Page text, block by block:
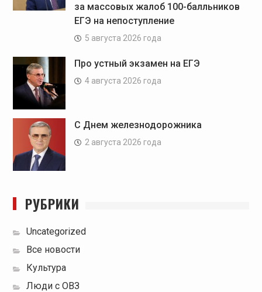
за массовых жалоб 100-балльников
ЕГЭ на непоступление
5 августа 2026 года
Про устный экзамен на ЕГЭ
4 августа 2026 года
С Днем железнодорожника
2 августа 2026 года
РУБРИКИ
Uncategorized
Все новости
Культура
Люди с ОВЗ